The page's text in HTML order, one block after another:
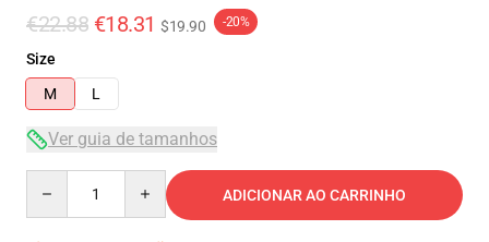
€22.88 €18.31 $19.90 -20%
Size
M
L
Ver guia de tamanhos
ADICIONAR AO CARRINHO